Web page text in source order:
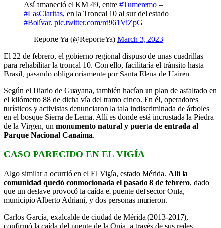
Así amaneció el KM 49, entre #Tumeremo –
#LasClaritas, en la Troncal 10 al sur del estado
#Bolívar. pic.twitter.com/rd961ViZpG
— Reporte Ya (@ReporteYa) March 3, 2023
El 22 de febrero, el gobierno regional dispuso de unas cuadrillas
para rehabilitar la troncal 10. Con ello, facilitaría el tránsito hasta
Brasil, pasando obligatoriamente por Santa Elena de Uairén.
Según el Diario de Guayana, también hacían un plan de asfaltado en
el kilómetro 88 de dicha vía del tramo cinco. En él, operadores
turísticos y activistas denunciaron la tala indiscriminada de árboles
en el bosque Sierra de Lema. Allí es donde está incrustada la Piedra
de la Virgen, un monumento natural y puerta de entrada al
Parque Nacional Canaima.
CASO PARECIDO EN EL VIGÍA
Algo similar a ocurrió en el El Vigía, estado Mérida. Allí la
comunidad quedó conmocionada el pasado 8 de febrero, dado
que un deslave provocó la caída el puente del sector Onia,
municipio Alberto Adriani, y dos personas murieron.
Carlos García, exalcalde de ciudad de Mérida (2013-2017),
confirmó la caída del puente de la Onia, a través de sus redes